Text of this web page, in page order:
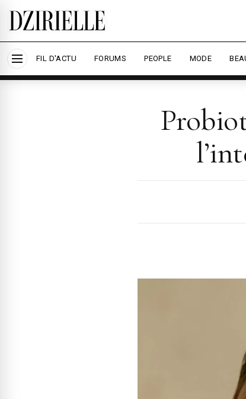
Nous utilisons des cookies pour améliorer
Accepter tout
FIL D'ACTU FORUMS PEOPLE MODE